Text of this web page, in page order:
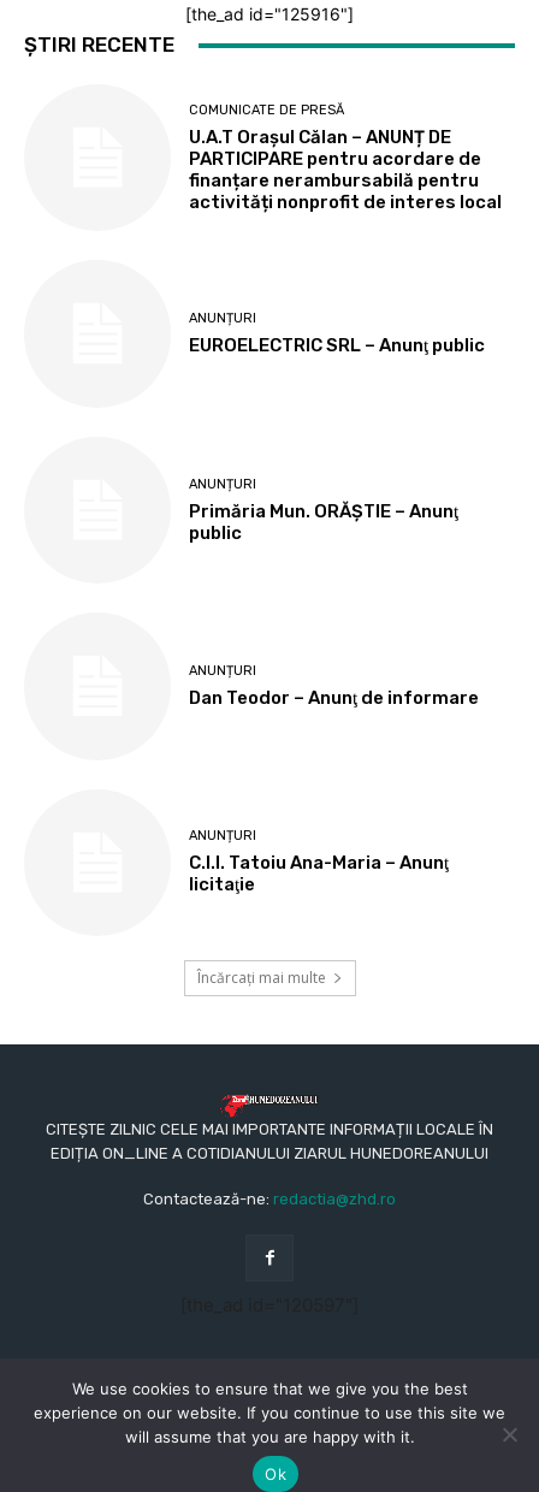
[the_ad id="125916"]
ȘTIRI RECENTE
COMUNICATE DE PRESĂ
U.A.T Orașul Călan – ANUNȚ DE
PARTICIPARE pentru acordare de
finanțare nerambursabilă pentru
activități nonprofit de interes local
ANUNȚURI
EUROELECTRIC SRL – Anunţ public
ANUNȚURI
Primăria Mun. ORĂȘTIE – Anunţ
public
ANUNȚURI
Dan Teodor – Anunţ de informare
ANUNȚURI
C.I.I. Tatoiu Ana-Maria – Anunţ
licitaţie
Încărcați mai multe
CITEȘTE ZILNIC CELE MAI IMPORTANTE INFORMAȚII LOCALE ÎN
EDIȚIA ON_LINE A COTIDIANULUI ZIARUL HUNEDOREANULUI
Contactează-ne: redactia@zhd.ro
© Copyright - 2015 - 2023 - Ziarul Hunedoreanului
TERMENI ȘI CONDIȚII
We use cookies to ensure that we give you the best
experience on our website. If you continue to use this site we
will assume that you are happy with it.
Ok